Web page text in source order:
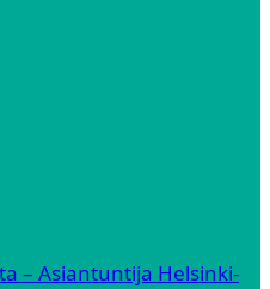
– Asiantuntija Helsinki-